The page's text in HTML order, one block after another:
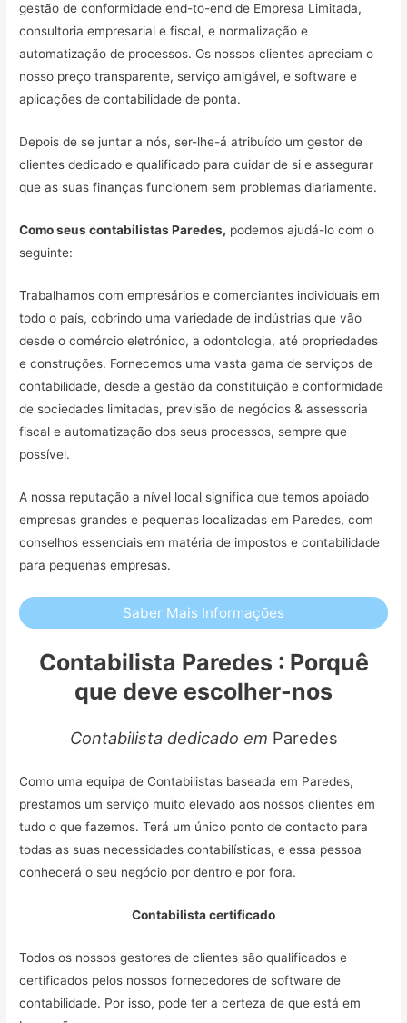
gestão de conformidade end-to-end de Empresa Limitada,
consultoria empresarial e fiscal, e normalização e
automatização de processos. Os nossos clientes apreciam o
nosso preço transparente, serviço amigável, e software e
aplicações de contabilidade de ponta.
Depois de se juntar a nós, ser-lhe-á atribuído um gestor de
clientes dedicado e qualificado para cuidar de si e assegurar
que as suas finanças funcionem sem problemas diariamente.
Como seus contabilistas Paredes, podemos ajudá-lo com o
seguinte:
Trabalhamos com empresários e comerciantes individuais em
todo o país, cobrindo uma variedade de indústrias que vão
desde o comércio eletrónico, a odontologia, até propriedades
e construções. Fornecemos uma vasta gama de serviços de
contabilidade, desde a gestão da constituição e conformidade
de sociedades limitadas, previsão de negócios & assessoria
fiscal e automatização dos seus processos, sempre que
possível.
A nossa reputação a nível local significa que temos apoiado
empresas grandes e pequenas localizadas em Paredes, com
conselhos essenciais em matéria de impostos e contabilidade
para pequenas empresas.
Saber Mais Informações
Contabilista Paredes : Porquê
que deve escolher-nos
Contabilista dedicado em Paredes
Como uma equipa de Contabilistas baseada em Paredes,
prestamos um serviço muito elevado aos nossos clientes em
tudo o que fazemos. Terá um único ponto de contacto para
todas as suas necessidades contabilísticas, e essa pessoa
conhecerá o seu negócio por dentro e por fora.
Contabilista certificado
Todos os nossos gestores de clientes são qualificados e
certificados pelos nossos fornecedores de software de
contabilidade. Por isso, pode ter a certeza de que está em